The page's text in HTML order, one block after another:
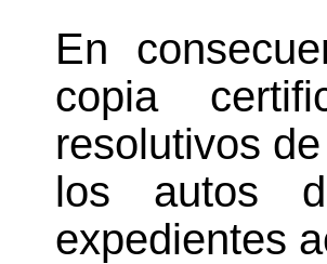
En
copia
resolutivos
los autos
expedientes